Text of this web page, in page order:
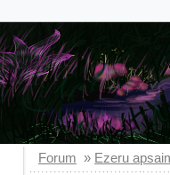
Forum » Ezeru